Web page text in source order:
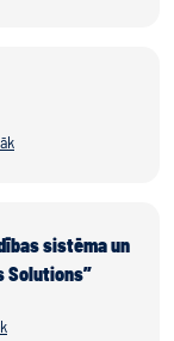
sistēma un
Solutions”